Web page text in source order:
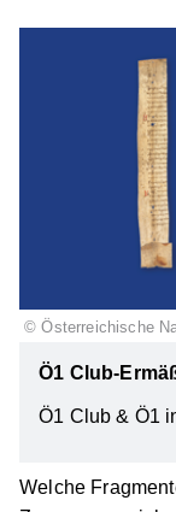
©Österreichische
Ö1 Club-
Ö1 Club & Ö1
Welche